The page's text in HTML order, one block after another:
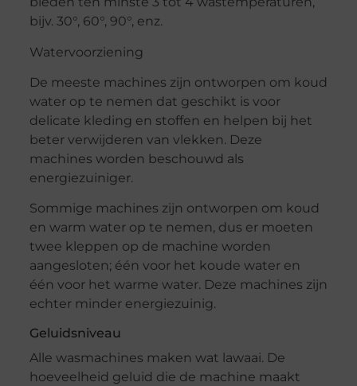
bijv. 30°, 60°, 90°, enz.
Watervoorziening
De meeste machines zijn ontworpen om koud
water op te nemen dat geschikt is voor
delicate kleding en stoffen en helpen bij het
beter verwijderen van vlekken. Deze
machines worden beschouwd als
energiezuiniger.
Sommige machines zijn ontworpen om koud
en warm water op te nemen, dus er moeten
twee kleppen op de machine worden
aangesloten; één voor het koude water en
één voor het warme water. Deze machines zijn
echter minder energiezuinig.
Geluidsniveau
Alle wasmachines maken wat lawaai. De
hoeveelheid geluid die de machine maakt